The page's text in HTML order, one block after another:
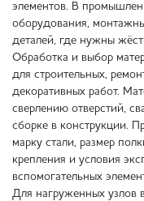
элементов. В
оборудования,
деталей, где нужны
Обработка и выбор
для строительных,
декоративных работ.
сверлению отверстий,
сборке в конструкции.
марку стали, размер
крепления и условия
вспомогательных
Для нагруженных узлов